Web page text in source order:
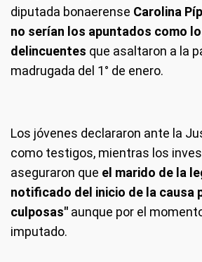
diputada bonaerense Carolina
no serían los apuntados como
delincuentes que asaltaron a la
madrugada del 1° de enero.
Los jóvenes declararon ante la
como testigos, mientras los
aseguraron que el marido de la
notificado del inicio de la causa
culposas" aunque por el
imputado.